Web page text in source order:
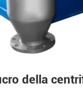
della